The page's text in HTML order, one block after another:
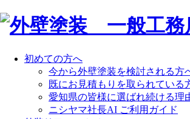
初めての方へ
今から外壁塗装を検討される方
既にお見積もりを取られている
愛知県の皆様に選ばれ続ける理
ニシヤマ社長AI ご利用ガイド